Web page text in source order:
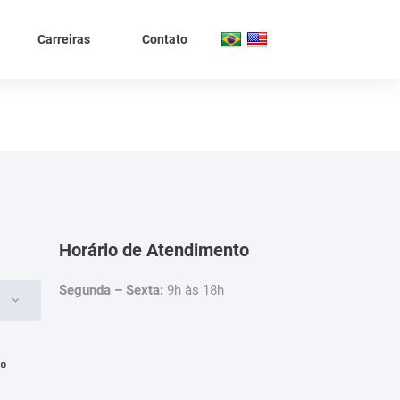
Carreiras Contato
Horário de Atendimento
Segunda – Sexta: 9h às 18h